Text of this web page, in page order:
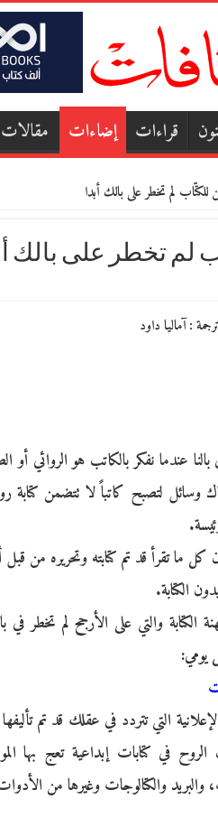
قراءات إضاءات مقالات
للكتّاب لم تخطر على بالك أبدا
لم تخطر على بالك
: آماليا داود
عندما نفكر بالكاتب هو الروائي
وسائل لتصبح كاتباً لا تتضمن كتابة
كل ما تقرأ قد تم كتابته وتحريره من
الكتابة.
والتي على الأرجح لم تخطر في
يومي:
التي تتردد في عقلك قد تم
في كتابات إبداعية تعج بها
والكتالوجات وغيرها من